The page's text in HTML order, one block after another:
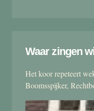
Waar zingen
Het koor repeteert
Boomsspijker,